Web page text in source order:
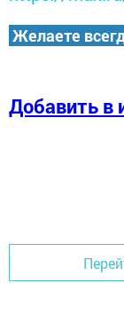
Желаете
Добавить в